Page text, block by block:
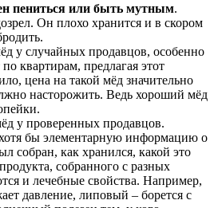
пениться или быть мутным.
Он плохо хранится и в скором
у случайных продавцов, особенно
квартирам, предлагая этот
цена на такой мёд значительно
насторожить. Ведь хороший мёд
у проверенных продавцов.
бы элементарную информацию о
собран, как хранился, какой это
собранного с разных
и лечебные свойства. Например,
давление, липовый – борется с